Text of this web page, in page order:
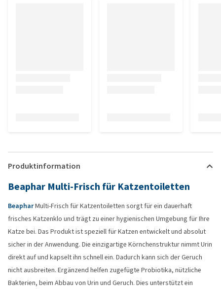
Produktinformation
Beaphar Multi-Frisch für Katzentoiletten
BeapharMulti-Frisch für Katzentoiletten sorgt für ein dauerhaft
frisches Katzenklo und trägt zu einer hygienischen Umgebung für Ihre
Katze bei. Das Produkt ist speziell für Katzen entwickelt und absolut
sicher in der Anwendung. Die einzigartige Körnchenstruktur nimmt Urin
direkt auf und kapselt ihn schnell ein. Dadurch kann sich der Geruch
nicht ausbreiten. Ergänzend helfen zugefügte Probiotika, nützliche
Bakterien, beim Abbau von Urin und Geruch. Dies unterstützt ein